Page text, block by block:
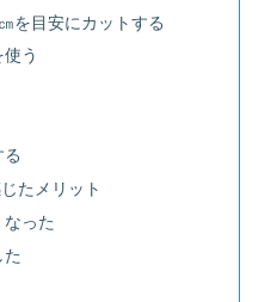
を目安にカットする
う
たメリット
った